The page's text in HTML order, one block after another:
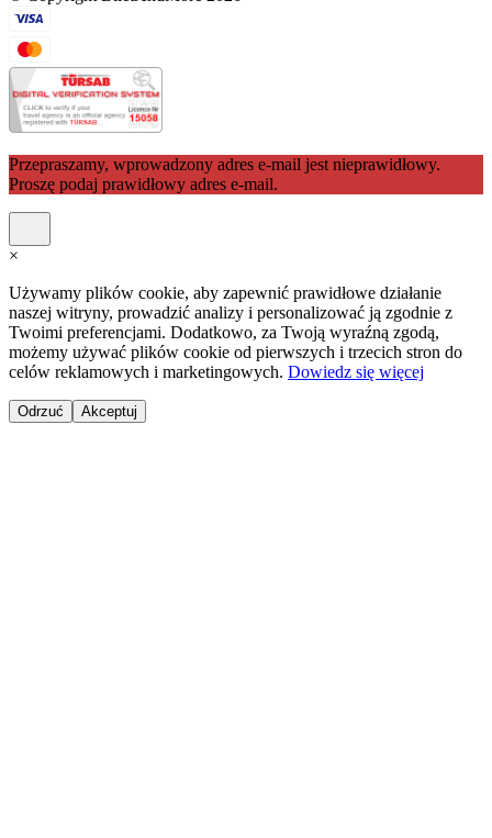
Przepraszamy, wprowadzony adres e-mail jest nieprawidłowy.
Proszę podaj prawidłowy adres e-mail.
×
Używamy plików cookie, aby zapewnić prawidłowe działanie
naszej witryny, prowadzić analizy i personalizować ją zgodnie z
Twoimi preferencjami. Dodatkowo, za Twoją wyraźną zgodą,
możemy używać plików cookie od pierwszych i trzecich stron do
celów reklamowych i marketingowych. Dowiedz się więcej
Odrzuć Akceptuj